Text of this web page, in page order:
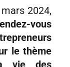
2024,
vous
le thème
vie des